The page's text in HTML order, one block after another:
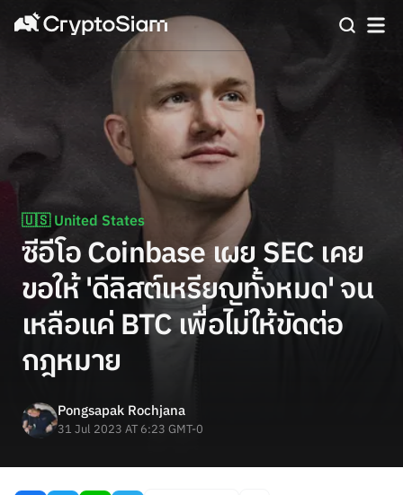
🇺🇸 United States
ซีอีโอ Coinbase เผย SEC เคย
ขอให้ 'ดีลิสต์เหรียญทั้งหมด' จน
เหลือแค่ BTC เพื่อไม่ให้ขัดต่อ
กฎหมาย
Pongsapak Rochjana
31 Jul 2023 AT 6:23 GMT-0